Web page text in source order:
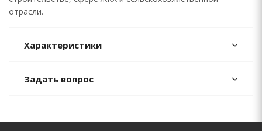
отрасли.
Характеристики
Задать вопрос